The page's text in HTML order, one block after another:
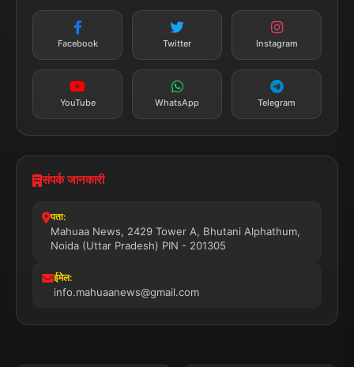
न्यूज़ अलर्ट
सब्सक्राइब करें
Facebook Twitter Instagram
YouTube WhatsApp Telegram
संपर्क जानकारी
पता:
Mahuaa News, 2429 Tower A, Bhutani Alphathum,
Noida (Uttar Pradesh) PIN - 201305
ईमेल:
info.mahuaanews@gmail.com